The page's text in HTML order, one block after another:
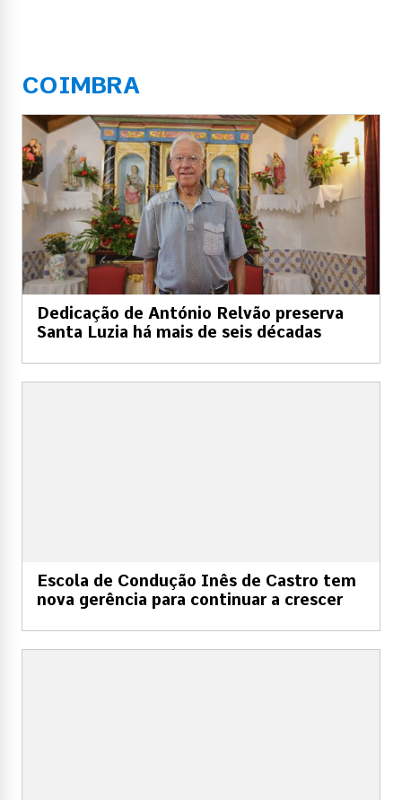
COIMBRA
Dedicação de António Relvão preserva
Santa Luzia há mais de seis décadas
Escola de Condução Inês de Castro tem
nova gerência para continuar a crescer